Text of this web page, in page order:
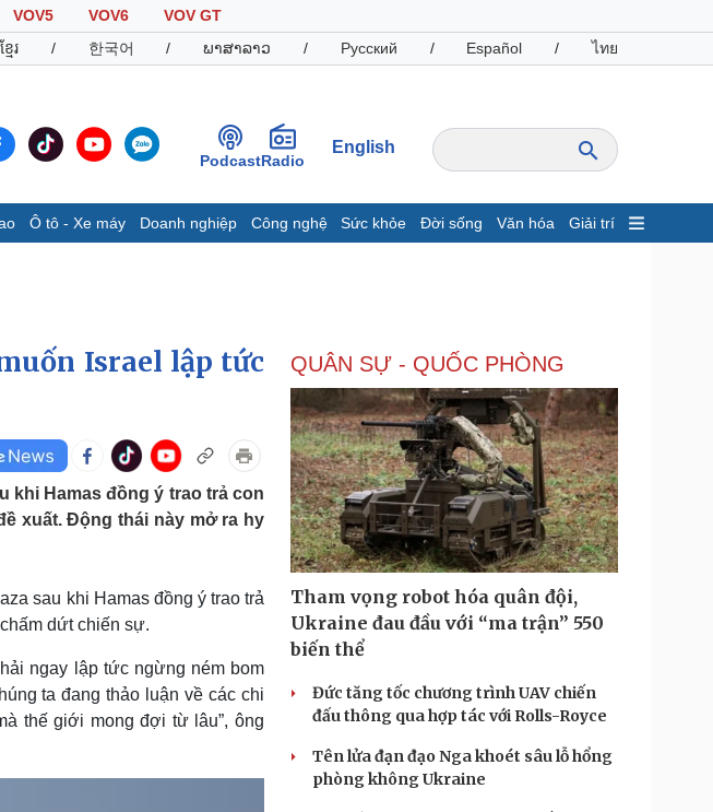
VOV5 VOV6
VOV GT
ខ្មែរ / 한국어 / ພາສາລາວ / Русский / Español / ไทย
PodcastRadio
English
Ô tô - Xe máy Doanh nghiệp Công nghệ Sức khỏe Đời sống Văn hóa Giải trí
E-Magazine
Infographic
Chứng khoán
Giá cà phê
tô - Xe máy
Xe máy
Tư vấn
Doanh nghiệp
Thông tin doanh nghiệp
Doanh nghiệp 24h
Doanh nhân
Vì cộng đồng
Công nghệ
Sành điệu
Tin Công nghệ
Trải nghiệm
Chuyển đổi số
trí
Thời trang
Sao Việt
Du lịch
Săn Tour
check-in
Podcast
Câu chuyện thời sự
Cửa sổ tình yêu
Kể chuyện cho bé
Hạt giống tâm hồn
Israel lập tức
khi Hamas đồng ý trao trả con
xuất. Động thái này mở ra hy
sau khi Hamas đồng ý trao trả
dứt chiến sự.
ngay lập tức ngừng ném bom
ta đang thảo luận về các chi
thế giới mong đợi từ lâu”, ông
QUÂN SỰ - QUỐC PHÒNG
Tham vọng robot hóa quân đội,
Ukraine đau đầu với “ma trận” 550
biến thể
Đức tăng tốc chương trình UAV chiến
đấu thông qua hợp tác với Rolls-Royce
Tên lửa đạn đạo Nga khoét sâu lỗ hổng
phòng không Ukraine